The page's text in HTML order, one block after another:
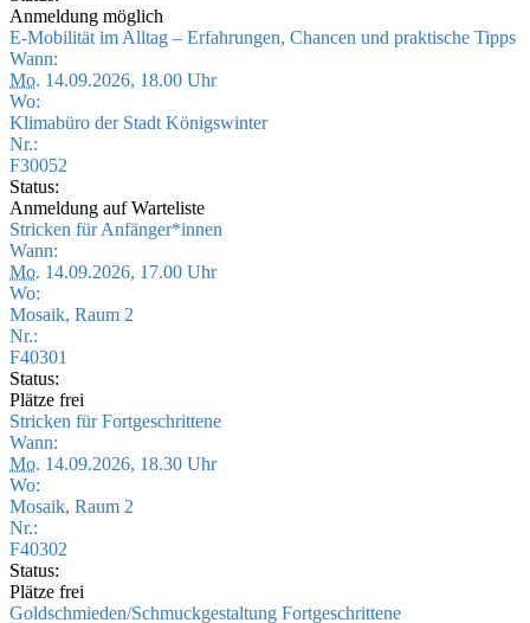
Anmeldung möglich
E-Mobilität im Alltag – Erfahrungen, Chancen und praktische Tipps
Wann:
Mo. 14.09.2026, 18.00 Uhr
Wo:
Klimabüro der Stadt Königswinter
Nr.:
F30052
Status:
Anmeldung auf Warteliste
Stricken für Anfänger*innen
Wann:
Mo. 14.09.2026, 17.00 Uhr
Wo:
Mosaik, Raum 2
Nr.:
F40301
Status:
Plätze frei
Stricken für Fortgeschrittene
Wann:
Mo. 14.09.2026, 18.30 Uhr
Wo:
Mosaik, Raum 2
Nr.:
F40302
Status:
Plätze frei
Goldschmieden/Schmuckgestaltung Fortgeschrittene